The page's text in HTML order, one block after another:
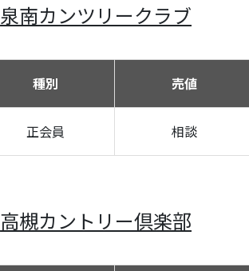
泉南カンツリークラブ
種別 売値
正会員 相談
高槻カントリー倶楽部